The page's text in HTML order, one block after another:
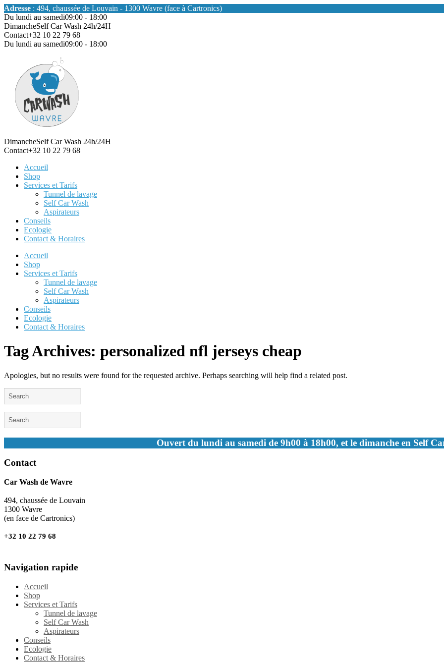
Adresse : 494, chaussée de Louvain - 1300 Wavre (face à Cartronics)
Du lundi au samedi09:00 - 18:00
DimancheSelf Car Wash 24h/24H
Contact+32 10 22 79 68
Du lundi au samedi09:00 - 18:00
DimancheSelf Car Wash 24h/24H
Contact+32 10 22 79 68
Accueil
Shop
Services et Tarifs
Tunnel de lavage
Self Car Wash
Aspirateurs
Conseils
Ecologie
Contact & Horaires
Accueil
Shop
Services et Tarifs
Tunnel de lavage
Self Car Wash
Aspirateurs
Conseils
Ecologie
Contact & Horaires
Tag Archives: personalized nfl jerseys cheap
Apologies, but no results were found for the requested archive. Perhaps searching will help find a related post.
Ouvert du lundi au samedi de 9h00 à 18h00, et le dimanche en Self
Contact
Car Wash de Wavre
494, chaussée de Louvain
1300 Wavre
(en face de Cartronics)
+32 10 22 79 68
Navigation rapide
Accueil
Shop
Services et Tarifs
Tunnel de lavage
Self Car Wash
Aspirateurs
Conseils
Ecologie
Contact & Horaires